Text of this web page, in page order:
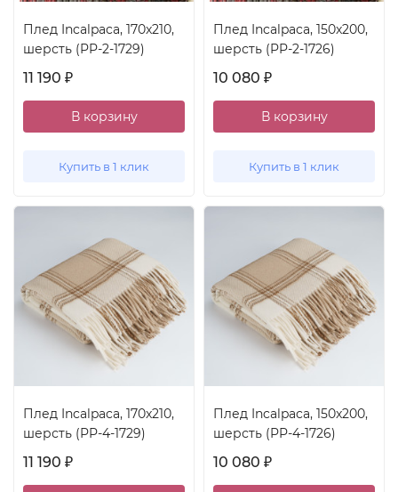
Плед Incalpaca, 170x210,
шерсть (PP-2-1729)
11 190 ₽
В корзину
Купить в 1 клик
Плед Incalpaca, 150x200,
шерсть (PP-2-1726)
10 080 ₽
В корзину
Купить в 1 клик
Плед Incalpaca, 170x210,
шерсть (PP-4-1729)
11 190 ₽
Плед Incalpaca, 150x200,
шерсть (PP-4-1726)
10 080 ₽